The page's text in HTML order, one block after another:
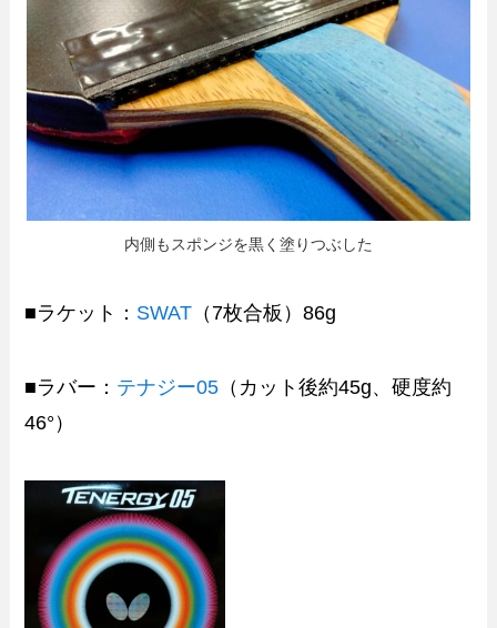
内側もスポンジを黒く塗りつぶした
■ラケット： SWAT （7枚合板）86g
■ラバー： テナジー05 （カット後約45g、硬度約
46°）